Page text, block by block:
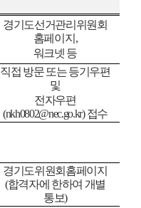
경기도선거관리위원회
홈페이지 ,
워크넷 등
직접 방문 또는 등기우편
및
전자우편
(nkh0802@nec.go.kr)접수
경기도위원회홈페이지
(합격자에 한하여 개별
통보)